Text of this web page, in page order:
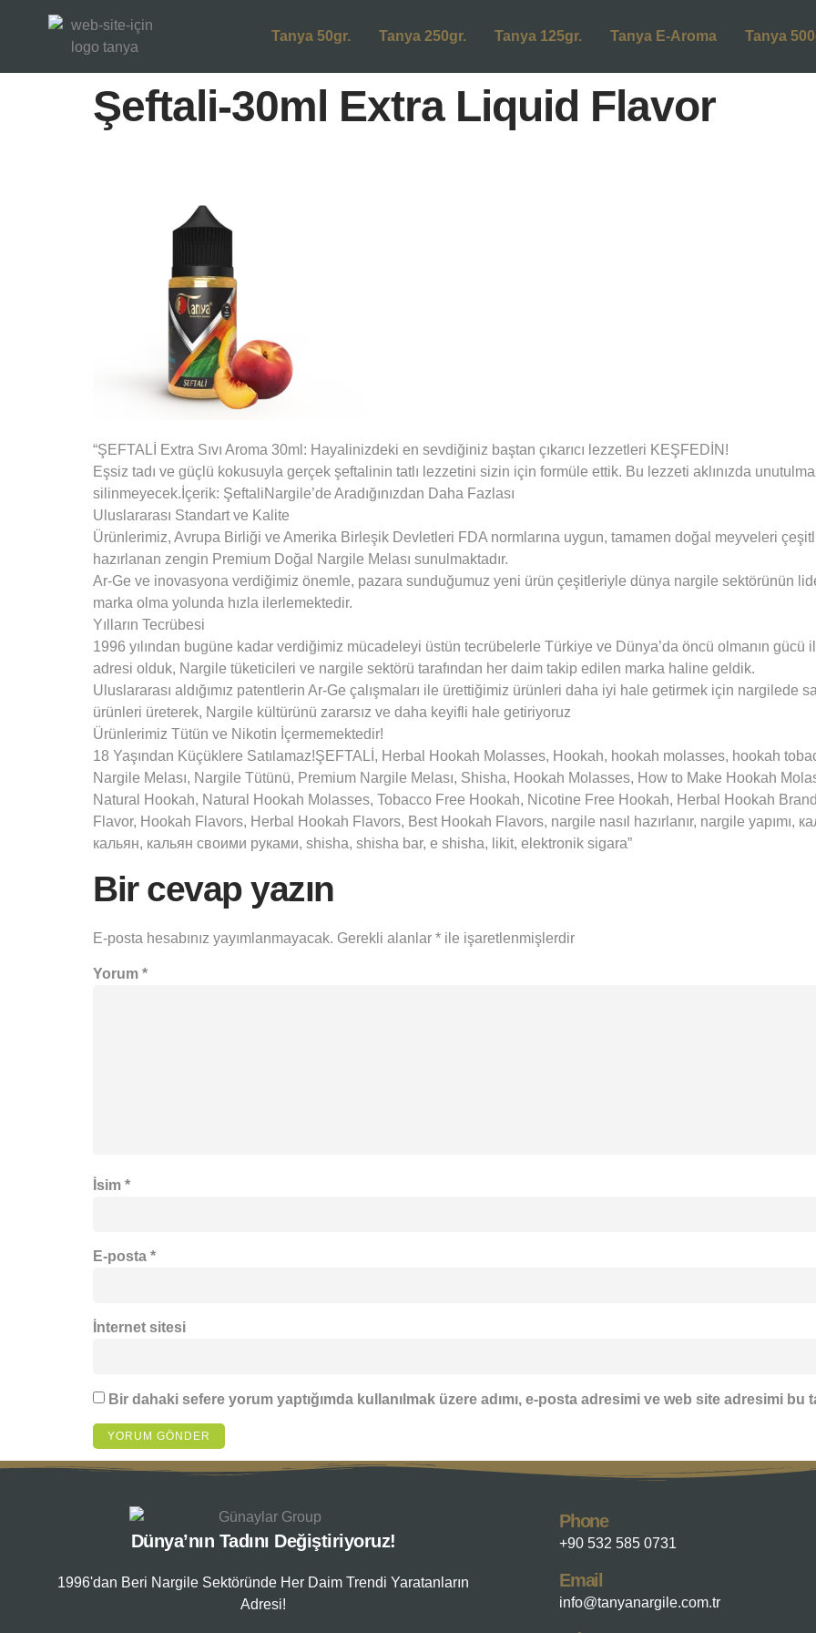
Tanya 50gr. Tanya 250gr. Tanya 125gr. Tanya E-Aroma Tanya
Şeftali-30ml Extra Liquid Flavor
“ŞEFTALİ Extra Sıvı Aroma 30ml: Hayalinizdeki en sevdiğiniz baştan çıkarıcı lezzetleri KEŞFEDİN!
Eşsiz tadı ve güçlü kokusuyla gerçek şeftalinin tatlı lezzetini sizin için formüle ettik. Bu lezzeti aklınızda
silinmeyecek.İçerik: ŞeftaliNargile’de Aradığınızdan Daha Fazlası
Uluslararası Standart ve Kalite
Ürünlerimiz, Avrupa Birliği ve Amerika Birleşik Devletleri FDA normlarına uygun, tamamen doğal meyveleri
hazırlanan zengin Premium Doğal Nargile Melası sunulmaktadır.
Ar-Ge ve inovasyona verdiğimiz önemle, pazara sunduğumuz yeni ürün çeşitleriyle dünya nargile sektörünün
marka olma yolunda hızla ilerlemektedir.
Yılların Tecrübesi
1996 yılından bugüne kadar verdiğimiz mücadeleyi üstün tecrübelerle Türkiye ve Dünya’da öncü olmanın gücü
adresi olduk, Nargile tüketicileri ve nargile sektörü tarafından her daim takip edilen marka haline geldik.
Uluslararası aldığımız patentlerin Ar-Ge çalışmaları ile ürettiğimiz ürünleri daha iyi hale getirmek için nargilede
ürünleri üreterek, Nargile kültürünü zararsız ve daha keyifli hale getiriyoruz
Ürünlerimiz Tütün ve Nikotin İçermemektedir!
18 Yaşından Küçüklere Satılamaz!ŞEFTALİ, Herbal Hookah Molasses, Hookah, hookah molasses, hookah
Nargile Melası, Nargile Tütünü, Premium Nargile Melası, Shisha, Hookah Molasses, How to Make Hookah
Natural Hookah, Natural Hookah Molasses, Tobacco Free Hookah, Nicotine Free Hookah, Herbal Hookah
Flavor, Hookah Flavors, Herbal Hookah Flavors, Best Hookah Flavors, nargile nasıl hazırlanır, nargile yapımı,
кальян, кальян своими руками, shisha, shisha bar, e shisha, likit, elektronik sigara”
Bir cevap yazın
E-posta hesabınız yayımlanmayacak. Gerekli alanlar * ile işaretlenmişlerdir
Yorum *
İsim *
E-posta *
İnternet sitesi
Bir dahaki sefere yorum yaptığımda kullanılmak üzere adımı, e-posta adresimi ve web site adresimi bu
Dünya’nın Tadını Değiştiriyoruz!
1996'dan Beri Nargile Sektöründe Her Daim Trendi Yaratanların
Adresi!
Phone
+90 532 585 0731
Email
info@tanyanargile.com.tr